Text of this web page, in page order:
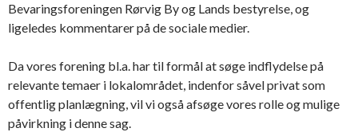
Bevaringsforeningen Rørvig By og Lands bestyrelse, og
ligeledes kommentarer på de sociale medier.
Da vores forening bl.a. har til formål at søge indflydelse på
relevante temaer i lokalområdet, indenfor såvel privat som
offentlig planlægning, vil vi også afsøge vores rolle og mulige
påvirkning i denne sag.